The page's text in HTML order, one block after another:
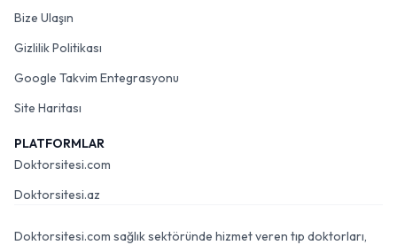
Bize Ulaşın
Gizlilik Politikası
Google Takvim Entegrasyonu
Site Haritası
PLATFORMLAR
Doktorsitesi.com
Doktorsitesi.az
Doktorsitesi.com sağlık sektöründe hizmet veren tıp doktorları,